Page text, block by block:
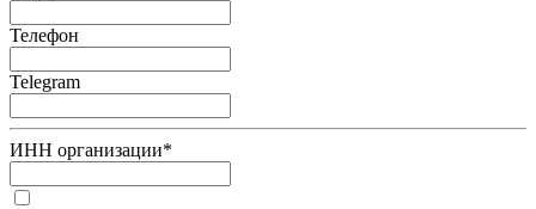
Телефон
Telegram
ИНН организации*